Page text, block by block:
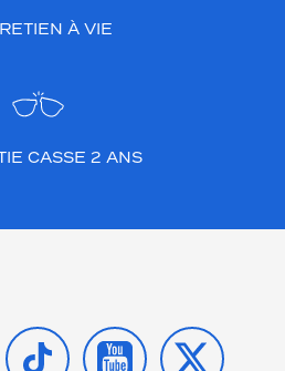
À VIE
CASSE 2 ANS
TIKTOK YOUTUBE
X